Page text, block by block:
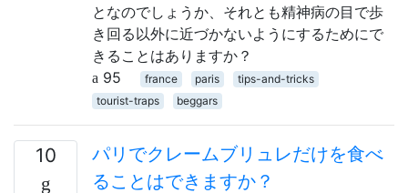
となのでしょうか、それとも精神病の目で歩
き回る以外に近づかないようにするためにで
きることはありますか？
95
france paris
tips-and-tricks
tourist-traps
beggars
10
パリでクレームブリュレだけを食べ
ることはできますか？